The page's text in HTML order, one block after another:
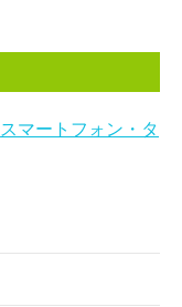
スマートフォン・タ